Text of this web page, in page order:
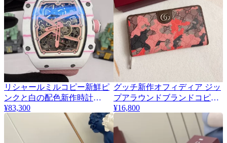
リシャールミルコピー新鮮ピ
ンクと白の配色新作時計
RM6702信用第一
¥83,300
グッチ新作オフィディア ジッ
プアラウンドブランドコピー
通販長財布 834694
¥16,800